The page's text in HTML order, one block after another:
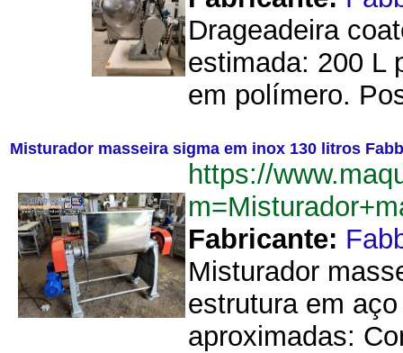
Drageadeira
estimada: 200 L
em polímero.
Misturador masseira sigma em inox 130 litros
https://
Fabricante:
Misturador
estrutura em
aproximadas: